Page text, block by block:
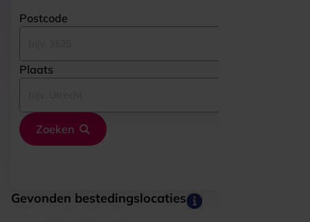
Postcode
Plaats
Zoeken
Gevonden bestedingslocaties